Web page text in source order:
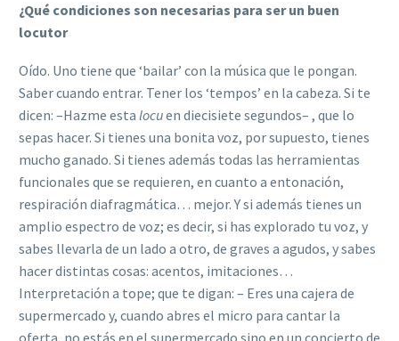
¿Qué condiciones son necesarias para ser un buen
locutor
Oído. Uno tiene que ‘bailar’ con la música que le pongan.
Saber cuando entrar. Tener los ‘tempos’ en la cabeza. Si te
dicen: –Hazme esta locuen diecisiete segundos– , que lo
sepas hacer. Si tienes una bonita voz, por supuesto, tienes
mucho ganado. Si tienes además todas las herramientas
funcionales que se requieren, en cuanto a entonación,
respiración diafragmática… mejor. Y si además tienes un
amplio espectro de voz; es decir, si has explorado tu voz, y
sabes llevarla de un lado a otro, de graves a agudos, y sabes
hacer distintas cosas: acentos, imitaciones…
Interpretación a tope; que te digan: – Eres una cajera de
supermercado y, cuando abres el micro para cantar la